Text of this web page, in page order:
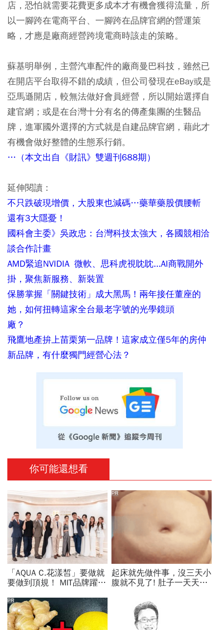
店，恐怕就需要花費更多成本才有機會獲得流量，所
以一腳跨在電商平台、一腳跨在品牌官網的營運策
略，才應是廠商經營跨境電商時該走的策略。
蘇基明舉例，主營汽車配件的廠商曼巴科技，雖然已
在開店平台取得不錯的成績，但公司發現在eBay或是
亞馬遜開店，較無法做好會員經營，所以開始選擇自
建官網；或是在台灣十分有名的傳產集團的生醫品
牌，進軍國外選擇的方式就是自建品牌官網，藉此才
有機會做好整體的生態系行銷。
…（本文出自《財訊》雙週刊688期）
延伸閱讀：
不只跌破現增價，大股東也減碼…藥華藥股價腰斬
還有3大隱憂！
國科會主委》吳政忠：台灣科技太強大，各國競相洽
談合作計畫
AMD緊追NVIDIA 微軟、思科虎視眈眈...AI商戰開外
掛，聚焦新服務、新裝置
保勝掌握「關鍵技術」成大黑馬！兩年接任董座的
她，如何扭轉這家全台最老字號的光學鏡頭
廠？
飛鷹地產拚上苗栗第一品牌！這家成立僅5年的房仲
新品牌，有什麼獨門經營心法？
你可能還想看
「AQUA C.花漾皙」要做就
要做到頂規！ MIT品牌躍上
美業生醫新高度
起床就先做件事，沒三天小
腹就不見了! 肚子一天天變
PR
PR